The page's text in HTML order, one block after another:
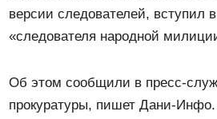
версии следователей, вступил
«следователя народной
Об этом сообщили в пресс-
прокуратуры, пишет Дани-Инфо.